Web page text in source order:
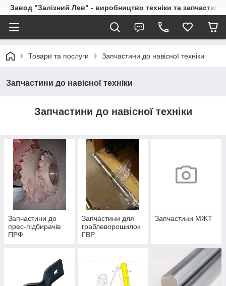
Завод "Залізний Лев" - виробництво техніки та запчастин
Товари та послуги Запчастини до навісної техніки
Запчастини до навісної техніки
Запчастини до навісної техніки
Запчастини до
прес-підбирачів
ПРФ
Запчастини для
граблеворошилок
ГВР
Запчастини МЖТ